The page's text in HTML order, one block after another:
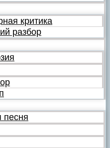
критика
разбор
песня